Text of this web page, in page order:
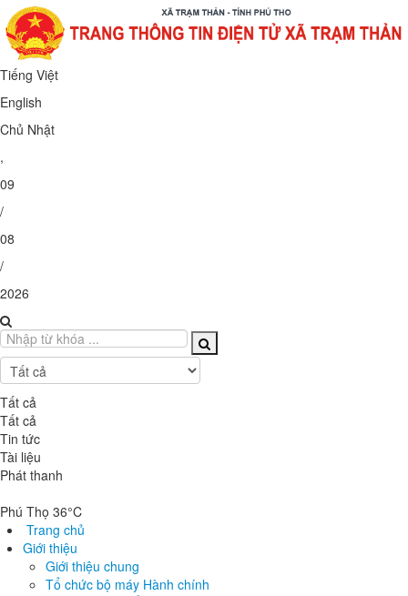
Tiếng Việt
English
Chủ Nhật
,
09
/
08
/
2026
Tất cả
Tất cả
Tin tức
Tài liệu
Phát thanh
Phú Thọ 36°C
Trang chủ
Giới thiệu
Giới thiệu chung
Tổ chức bộ máy Hành chính